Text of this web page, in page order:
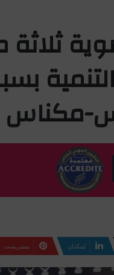
مكناس
لينكدإن بينتيريست